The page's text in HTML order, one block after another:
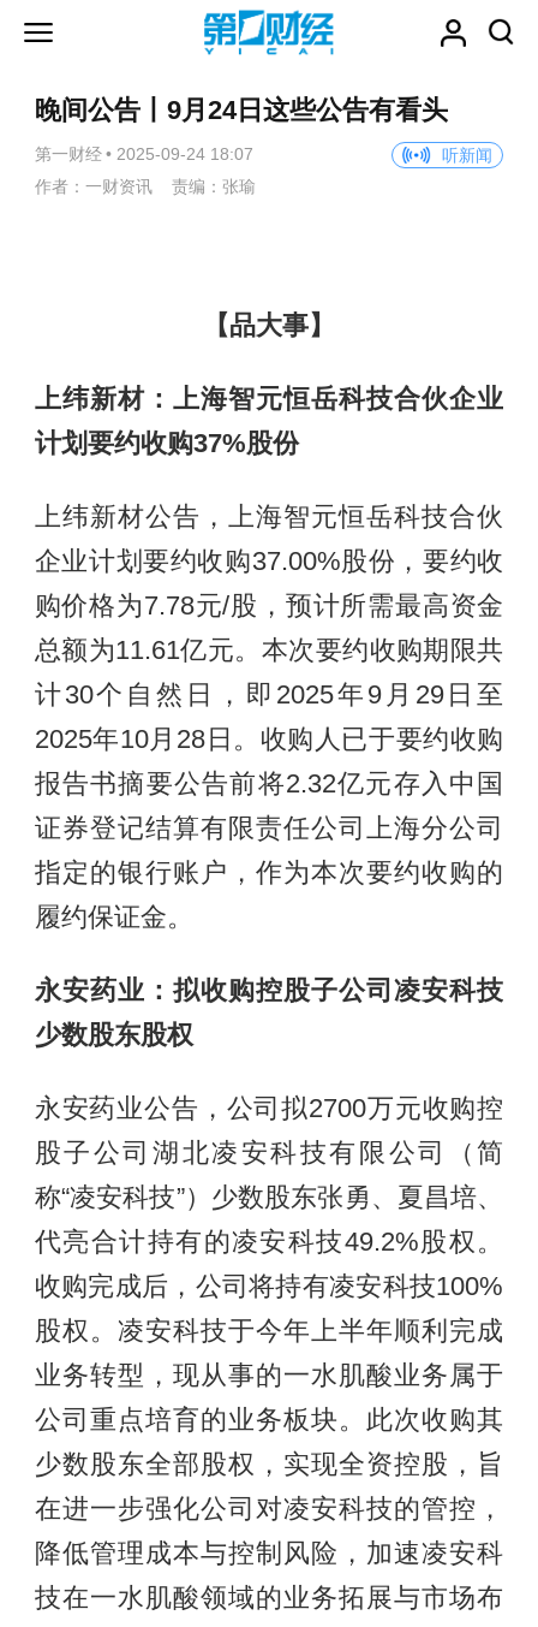
晚间公告丨9月24日这些公告有看头
第一财经 • 2025-09-24 18:07
听新闻
作者：一财资讯 责编：张瑜
【品大事】
上纬新材：上海智元恒岳科技合伙企业
计划要约收购37%股份
上纬新材公告，上海智元恒岳科技合伙
企业计划要约收购37.00%股份，要约收
购价格为7.78元/股，预计所需最高资金
总额为11.61亿元。本次要约收购期限共
计30个自然日，即2025年9月29日至
2025年10月28日。收购人已于要约收购
报告书摘要公告前将2.32亿元存入中国
证券登记结算有限责任公司上海分公司
指定的银行账户，作为本次要约收购的
履约保证金。
永安药业：拟收购控股子公司凌安科技
少数股东股权
永安药业公告，公司拟2700万元收购控
股子公司湖北凌安科技有限公司（简
称“凌安科技”）少数股东张勇、夏昌培、
代亮合计持有的凌安科技49.2%股权。
收购完成后，公司将持有凌安科技100%
股权。凌安科技于今年上半年顺利完成
业务转型，现从事的一水肌酸业务属于
公司重点培育的业务板块。此次收购其
少数股东全部股权，实现全资控股，旨
在进一步强化公司对凌安科技的管控，
降低管理成本与控制风险，加速凌安科
技在一水肌酸领域的业务拓展与市场布